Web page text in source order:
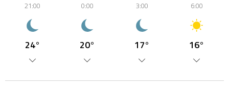
21:00
24°
0:00
20°
3:00
17°
6:00
16°